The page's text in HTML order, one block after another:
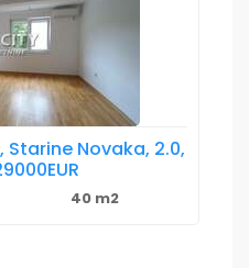
Starine Novaka, 2.0,
40 m2